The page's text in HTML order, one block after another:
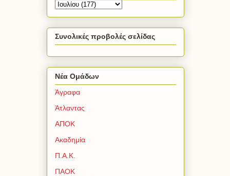
Συνολικές προβολές σελίδας
Νέα Ομάδων
Άγραφα
Άτλαντας
ΑΠΟΚ
Ακαδημία
Π.Α.Κ.
ΠΑΟΚ